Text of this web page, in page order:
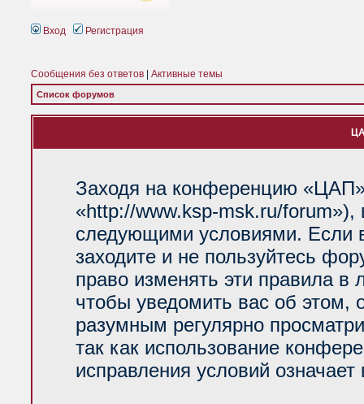
Вход Регистрация
Сообщения без ответов Активные темы
Список форумов
Заходя на конференцию
«http://www.ksp-msk.ru/forum»),
следующими условиями. Если
заходите и не пользуйтесь
право изменять эти правила
чтобы уведомить вас об
разумным регулярно
так как использование
исправления условий